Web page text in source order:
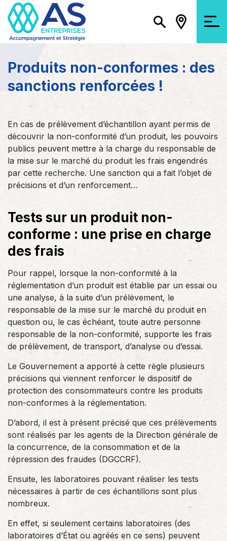
Produits non-conformes : des
sanctions renforcées !
En cas de prélèvement d’échantillon ayant permis de
découvrir la non-conformité d’un produit, les pouvoirs
publics peuvent mettre à la charge du responsable de
la mise sur le marché du produit les frais engendrés
par cette recherche. Une sanction qui a fait l’objet de
précisions et d’un renforcement…
Tests sur un produit non-
conforme : une prise en charge
des frais
Pour rappel, lorsque la non-conformité à la
réglementation d’un produit est établie par un essai ou
une analyse, à la suite d’un prélèvement, le
responsable de la mise sur le marché du produit en
question ou, le cas échéant, toute autre personne
responsable de la non-conformité, supporte les frais
de prélèvement, de transport, d’analyse ou d’essai.
Le Gouvernement a apporté à cette règle plusieurs
précisions qui viennent renforcer le dispositif de
protection des consommateurs contre les produits
non-conformes à la réglementation.
D’abord, il est à présent précisé que ces prélèvements
sont réalisés par les agents de la Direction générale de
la concurrence, de la consommation et de la
répression des fraudes (DGCCRF).
Ensuite, les laboratoires pouvant réaliser les tests
nécessaires à partir de ces échantillons sont plus
nombreux.
En effet, si seulement certains laboratoires (des
laboratoires d’État ou agréés en ce sens) peuvent